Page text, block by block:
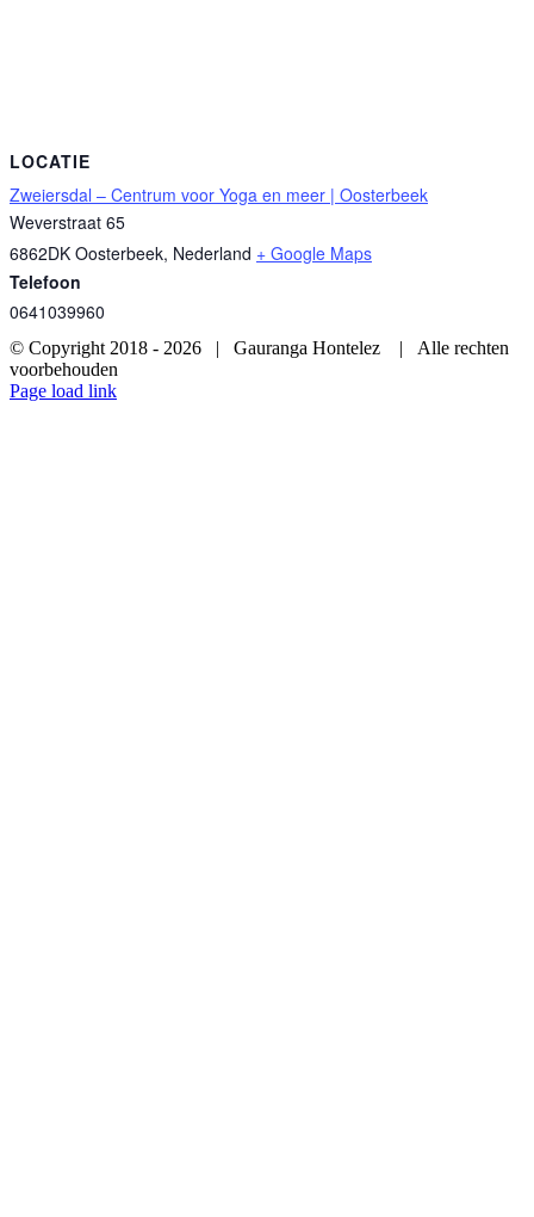
LOCATIE
Zweiersdal – Centrum voor Yoga en meer | Oosterbeek
Weverstraat 65
6862DK Oosterbeek, Nederland + Google Maps
Telefoon
0641039960
© Copyright 2018 - 2026 | Gauranga Hontelez | Alle rechten
voorbehouden
Page load link